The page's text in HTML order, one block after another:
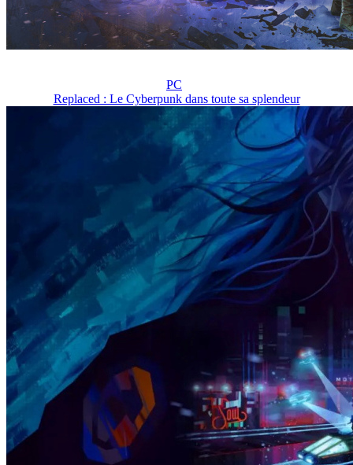
PC
Replaced : Le Cyberpunk dans toute sa splendeur